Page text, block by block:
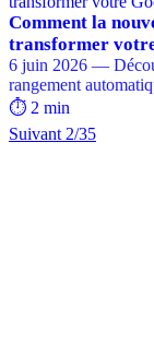
Comment la
transformer
6 juin 2026 —
rangement
⏱️ 2 min
Suivant 2/35